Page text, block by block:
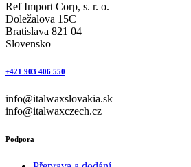
Ref Import Corp, s. r. o.
Doležalova 15C
Bratislava 821 04
Slovensko
+421 903 406 550
info@italwaxslovakia.sk
info@italwaxczech.cz
Podpora